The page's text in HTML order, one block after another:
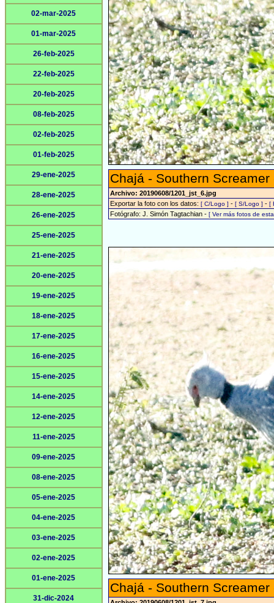
02-mar-2025
01-mar-2025
26-feb-2025
22-feb-2025
20-feb-2025
08-feb-2025
02-feb-2025
01-feb-2025
29-ene-2025
28-ene-2025
26-ene-2025
25-ene-2025
21-ene-2025
20-ene-2025
19-ene-2025
18-ene-2025
17-ene-2025
16-ene-2025
15-ene-2025
14-ene-2025
12-ene-2025
11-ene-2025
09-ene-2025
08-ene-2025
05-ene-2025
04-ene-2025
03-ene-2025
02-ene-2025
01-ene-2025
31-dic-2024
Chajá - Southern
Archivo: 20190608/1201_jst_6.jpg
Exportar la foto con los datos: [ C/Logo ] - [ S/Logo ] - [
Fotógrafo: J. Simón Tagtachian - [ Ver más fotos de
Chajá - Southern